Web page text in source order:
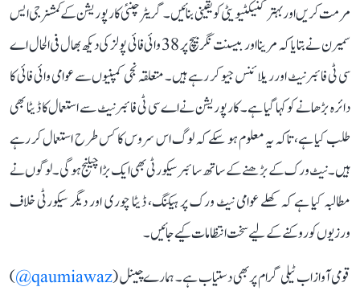
مرمت کریں اور بہتر کنیکٹیویٹی کو یقینی بنائیں۔ گریٹر چنئی کارپوریشن کے کمشنر جی ایس
سمیرن نے بتایا کہ مرینا اور بیسنت نگر بیچ پر 38 وائی فائی پولز کی دیکھ بھال فی الحال اے
سی ٹی فائبرنیٹ اور ریلائنس جیو کر رہے ہیں۔ متعلقہ نجی کمپنیوں سے عوامی وائی فائی کا
دائرہ بڑھانے کو کہا گیا ہے۔ کارپوریشن نے اے سی ٹی فائبرنیٹ سے استعمال کا ڈیٹا بھی
طلب کیا ہے، تاکہ یہ معلوم ہو سکے کہ لوگ اس سروس کا کس طرح استعمال کر رہے
ہیں۔ نیٹ ورک کے بڑھنے کے ساتھ سائبر سیکورٹی بھی ایک بڑا چیلنج ہوگی۔ لوگوں نے
مطالبہ کیا ہے کہ کھلے عوامی نیٹ ورک پر ہیکنگ، ڈیٹا چوری اور دیگر سیکورٹی خلاف
ورزیوں کو روکنے کے لیے سخت انتظامات کیے جائیں۔
قومی آواز اب ٹیلی گرام پر بھی دستیاب ہے۔ ہمارے چینل (qaumiawaz@
)